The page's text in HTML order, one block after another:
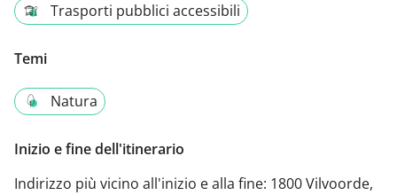
Trasporti pubblici accessibili
Temi
Natura
Inizio e fine dell'itinerario
Indirizzo più vicino all'inizio e alla fine: 1800 Vilvoorde,